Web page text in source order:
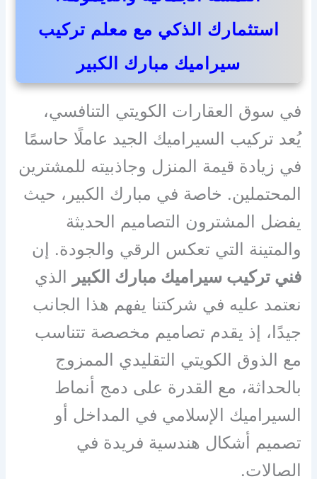
استثمارك الذكي مع معلم تركيب
سيراميك مبارك الكبير
في سوق العقارات الكويتي التنافسي،
يُعد تركيب السيراميك الجيد عاملًا حاسمًا
في زيادة قيمة المنزل وجاذبيته للمشترين
المحتملين. خاصة في مبارك الكبير، حيث
يفضل المشترون التصاميم الحديثة
والمتينة التي تعكس الرقي والجودة. إن
فني تركيب سيراميك مبارك الكبير الذي
نعتمد عليه في شركتنا يفهم هذا الجانب
جيدًا، إذ يقدم تصاميم مخصصة تتناسب
مع الذوق الكويتي التقليدي الممزوج
بالحداثة، مع القدرة على دمج أنماط
السيراميك الإسلامي في المداخل أو
تصميم أشكال هندسية فريدة في
الصالات.